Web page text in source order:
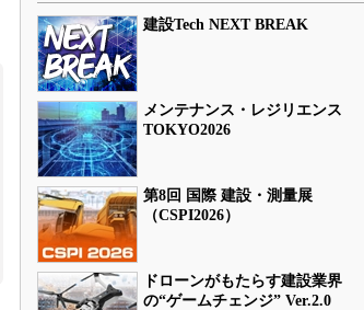
建設Tech NEXT BREAK
メンテナンス・レジリエンス
TOKYO2026
第8回 国際 建設・測量展
（CSPI2026）
ドローンがもたらす建設業界
の“ゲームチェンジ” Ver.2.0